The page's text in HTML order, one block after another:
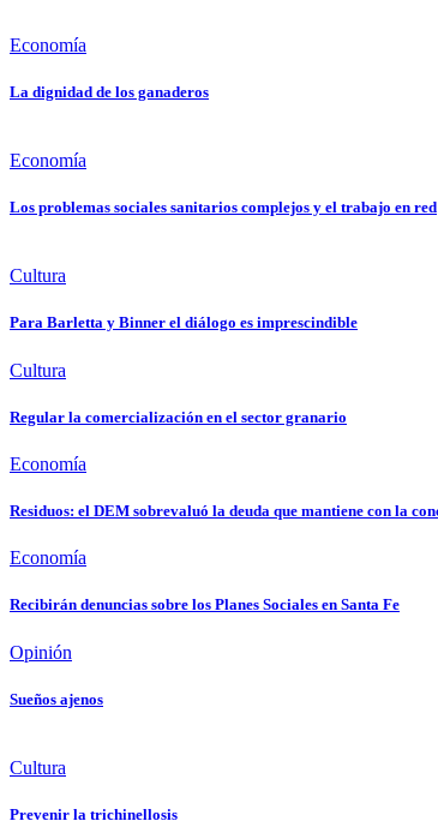
Economía
La dignidad de los ganaderos
Economía
Los problemas sociales sanitarios complejos y el trabajo en red
Cultura
Para Barletta y Binner el diálogo es imprescindible
Cultura
Regular la comercialización en el sector granario
Economía
Residuos: el DEM sobrevaluó la deuda que mantiene con la
Economía
Recibirán denuncias sobre los Planes Sociales en Santa Fe
Opinión
Sueños ajenos
Cultura
Prevenir la trichinellosis